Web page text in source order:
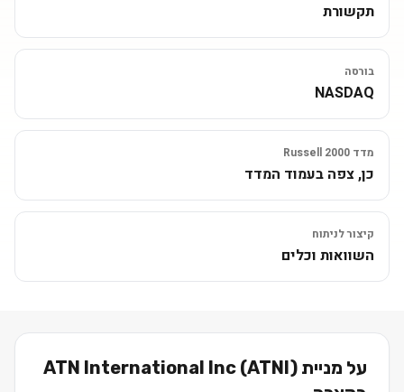
תקשורת
בורסה
NASDAQ
מדד Russell 2000
כן, צפה בעמוד המדד
קיצור לניתוח
השוואות וכלים
על מניית ATN International Inc (ATNI)